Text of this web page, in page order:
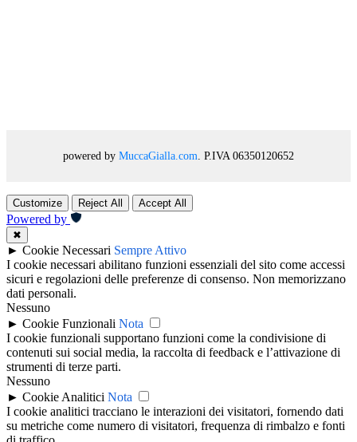
powered by MuccaGialla.com . P.IVA 06350120652
Customize Reject All Accept All
Powered by
✖
► Cookie Necessari Sempre Attivo
I cookie necessari abilitano funzioni essenziali del sito come accessi
sicuri e regolazioni delle preferenze di consenso. Non memorizzano
dati personali.
Nessuno
► Cookie Funzionali Nota
I cookie funzionali supportano funzioni come la condivisione di
contenuti sui social media, la raccolta di feedback e l’attivazione di
strumenti di terze parti.
Nessuno
► Cookie Analitici Nota
I cookie analitici tracciano le interazioni dei visitatori, fornendo dati
su metriche come numero di visitatori, frequenza di rimbalzo e fonti